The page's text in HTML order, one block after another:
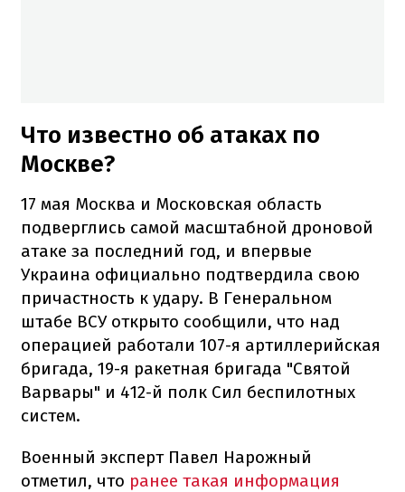
Что известно об атаках по
Москве?
17 мая Москва и Московская область
подверглись самой масштабной дроновой
атаке за последний год, и впервые
Украина официально подтвердила свою
причастность к удару. В Генеральном
штабе ВСУ открыто сообщили, что над
операцией работали 107-я артиллерийская
бригада, 19-я ракетная бригада "Святой
Варвары" и 412-й полк Сил беспилотных
систем.
Военный эксперт Павел Нарожный
отметил, что ранее такая информация